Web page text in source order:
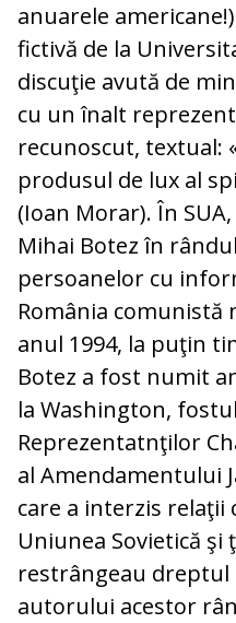
anuarele
fictivă de la
discuţie avută de
cu un înalt
recunoscut, textual:
produsul de lux al
(Ioan Morar). În
Mihai Botez în
persoanelor cu
România comunistă
anul 1994, la puţin
Botez a fost numit
la Washington,
Reprezentatnţilor
al Amendamentului
care a interzis relaţii
Uniunea Sovietică
restrângeau dreptul
autorului acestor